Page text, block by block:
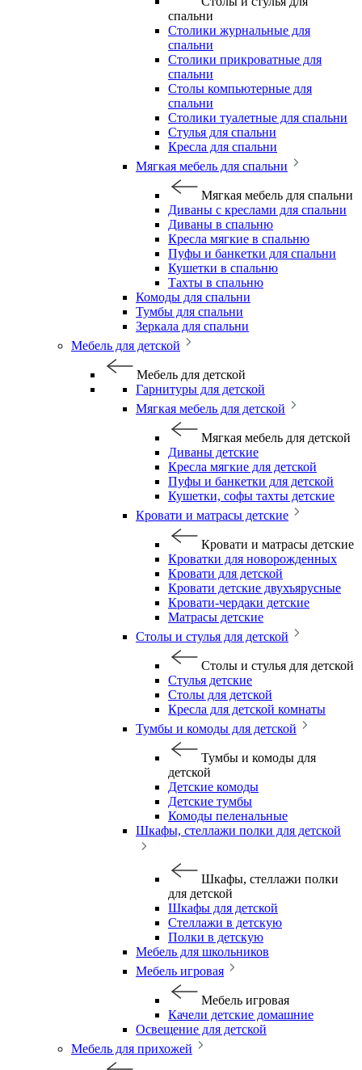
спальни
Столики журнальные для
спальни
Столики прикроватные для
спальни
Столы компьютерные для
спальни
Столики туалетные для спальни
Стулья для спальни
Кресла для спальни
Мягкая мебель для спальни
Мягкая мебель для спальни
Диваны с креслами для спальни
Диваны в спальню
Кресла мягкие в спальню
Пуфы и банкетки для спальни
Кушетки в спальню
Тахты в спальню
Комоды для спальни
Тумбы для спальни
Зеркала для спальни
Мебель для детской
Мебель для детской
Гарнитуры для детской
Мягкая мебель для детской
Мягкая мебель для детской
Диваны детские
Кресла мягкие для детской
Пуфы и банкетки для детской
Кушетки, софы тахты детские
Кровати и матрасы детские
Кровати и матрасы детские
Кроватки для новорожденных
Кровати для детской
Кровати детские двухъярусные
Кровати-чердаки детские
Матрасы детские
Столы и стулья для детской
Столы и стулья для детской
Стулья детские
Столы для детской
Кресла для детской комнаты
Тумбы и комоды для детской
Тумбы и комоды для
детской
Детские комоды
Детские тумбы
Комоды пеленальные
Шкафы, стеллажи полки для детской
Шкафы, стеллажи полки
для детской
Шкафы для детской
Стеллажи в детскую
Полки в детскую
Мебель для школьников
Мебель игровая
Мебель игровая
Качели детские домашние
Освещение для детской
Мебель для прихожей